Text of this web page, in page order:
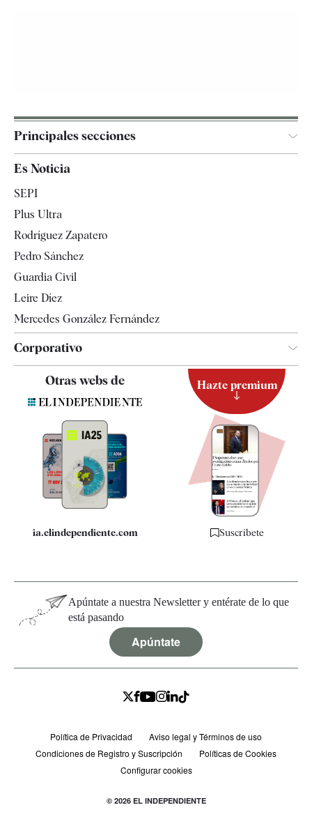
Principales secciones
España
Televisión
Es Noticia
SEPI
Plus Ultra
Rodríguez Zapatero
Pedro Sánchez
Guardia Civil
Leire Díez
Mercedes González Fernández
Corporativo
Contacto
Quiénes somos
Especificaciones
Otras webs de
ia.elindependiente.com
Hazte premium
Suscríbete
Apúntate a nuestra Newsletter y entérate de lo que
está pasando
Apúntate
Política de Privacidad
Aviso legal y Términos de uso
Condiciones de Registro y Suscripción
Políticas de Cookies
Configurar cookies
© 2026 EL INDEPENDIENTE